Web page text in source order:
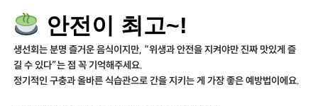
안전이 최고~!
생선회는 분명 즐거운 음식이지만, “위생과 안전을 지켜야만 진짜 맛있게 즐
길 수 있다”는 점 꼭 기억해주세요.
정기적인 구충과 올바른 식습관으로 간을 지키는 게 가장 좋은 예방법이에요.